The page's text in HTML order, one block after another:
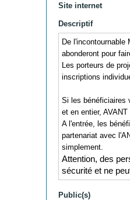
Site internet
Descriptif
De
abonderont pour
Les porteurs de
inscriptions
Si les bénéficiaires
et en entier,
A l'entrée, les
partenariat avec
simplement.
Attention, des
sécurité et ne
Public(s)